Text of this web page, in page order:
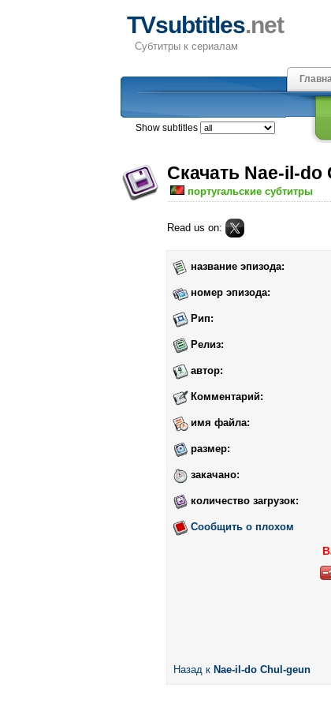
TVsubtitles.net
Субтитры к сериалам
Show subtitles
Скачать Nae-il-
португальские субтитры
Read us on:
название эпизода:
номер эпизода:
Рип:
Релиз:
автор:
Комментарий:
имя файла:
размер:
закачано:
количество загрузок:
Сообщить о плохом
Назад к Nae-il-do Chul-geun